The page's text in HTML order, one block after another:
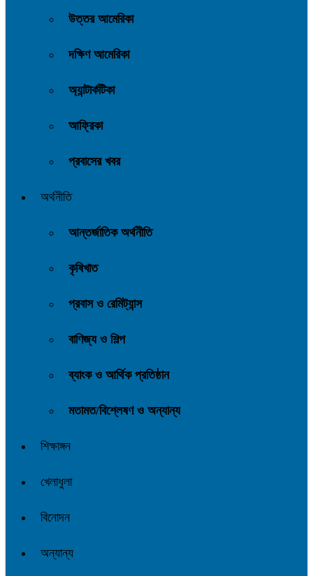
উত্তর আমেরিকা
দক্ষিণ আমেরিকা
অ্যান্টার্কটিকা
আফ্রিকা
প্রবাসের খবর
অর্থনীতি
আন্তর্জাতিক অর্থনীতি
কৃষিখাত
প্রবাস ও রেমিট্যান্স
বাণিজ্য ও শিল্প
ব্যাংক ও আর্থিক প্রতিষ্ঠান
মতামত/বিশ্লেষণ ও অন্যান্য
শিক্ষাঙ্গন
খেলাধুলা
বিনোদন
অন্যান্য